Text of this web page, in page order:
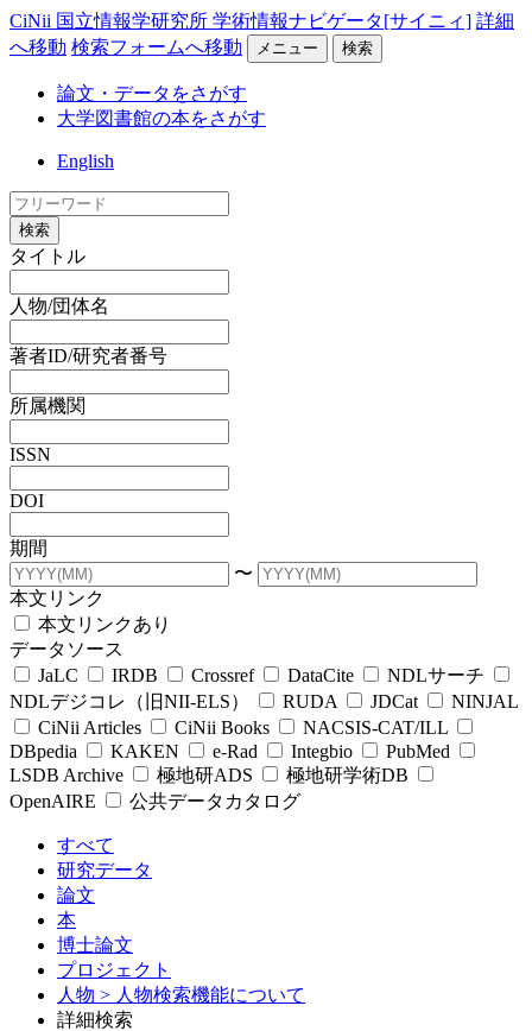
CiNii 国立情報学研究所 学術情報ナビゲータ[サイニィ] 詳細
へ移動 検索フォームへ移動 メニュー 検索
論文・データをさがす
大学図書館の本をさがす
English
検索
タイトル
人物/団体名
著者ID/研究者番号
所属機関
ISSN
DOI
期間
〜
本文リンク
本文リンクあり
データソース
JaLC
IRDB Crossref DataCite
NDLサーチ
NDLデジコレ（旧NII-ELS）
RUDA JDCat
NINJAL
CiNii Articles
CiNii Books
NACSIS-CAT/ILL
DBpedia
KAKEN e-Rad Integbio
PubMed
LSDB Archive
極地研ADS
極地研学術DB
OpenAIRE
公共データカタログ
すべて
研究データ
論文
本
博士論文
プロジェクト
人物 > 人物検索機能について
詳細検索